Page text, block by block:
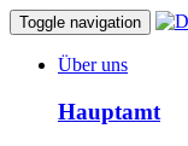
Toggle navigation
Über uns
Hauptamt